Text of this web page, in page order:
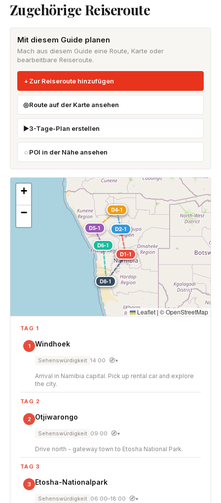
Zugehörige Reiseroute
Mit diesem Guide planen
Mach aus diesem Guide eine Route, Karte oder
bearbeitbare Reiseroute.
Zur Reiseroute hinzufügen
Route auf der Karte ansehen
3-Tage-Plan erstellen
POI in der Nähe ansehen
D1-1
D2-1
D3-1
D4-1
D5-1
D6-1
D7-1
D8-1
D9-1
+
−
Leaflet | ©OpenStreetMap
TAG 1
1 Windhoek
Sehenswürdigkeit 14:00 🧭▾
Arrival in Namibia capital. Pick up rental car and explore
the city.
TAG 2
2 Otjiwarongo
Sehenswürdigkeit 09:00 🧭▾
Drive north - gateway town to Etosha National Park.
TAG 3
3 Etosha-Nationalpark
Sehenswürdigkeit 06:00–18:00 🧭▾